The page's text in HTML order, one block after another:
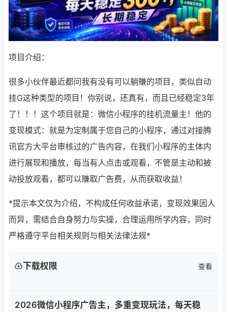
项目介绍：
很多小伙伴最近都问我有没有可以躺賺的项目，类似自动
挂G这种类型的项目！你别说，还真有，而且已经稳定3年
了！！！这个项目就是：微信小程序的挂机流量主！他的
变现模式：就是为定制属于您自己的小程序，通过对接腾
讯官方大平台审核过的广告内容，在我们小程序的主体内
进行展现和播放，每当有人点击或观看，不管是主动和被
动投放观看，都可以賺取广告费，从而获取收益！
*提示本文仅为介绍，不构成任何收益承诺，变现效果因人
而异，需结合自身努力与实操，合理运用所学内容，同时
严格遵守平台相关规则与相关法律法规*
下载权限 查看
2026微信小程序广告主，多重变现玩法，每天稳